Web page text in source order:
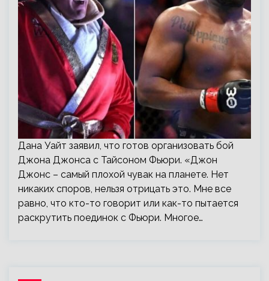
Дана Уайт заявил, что готов организовать бой
Джона Джонса с Тайсоном Фьюри. «Джон
Джонс – самый плохой чувак на планете. Нет
никаких споров, нельзя отрицать это. Мне все
равно, что кто-то говорит или как-то пытается
раскрутить поединок с Фьюри. Многое…